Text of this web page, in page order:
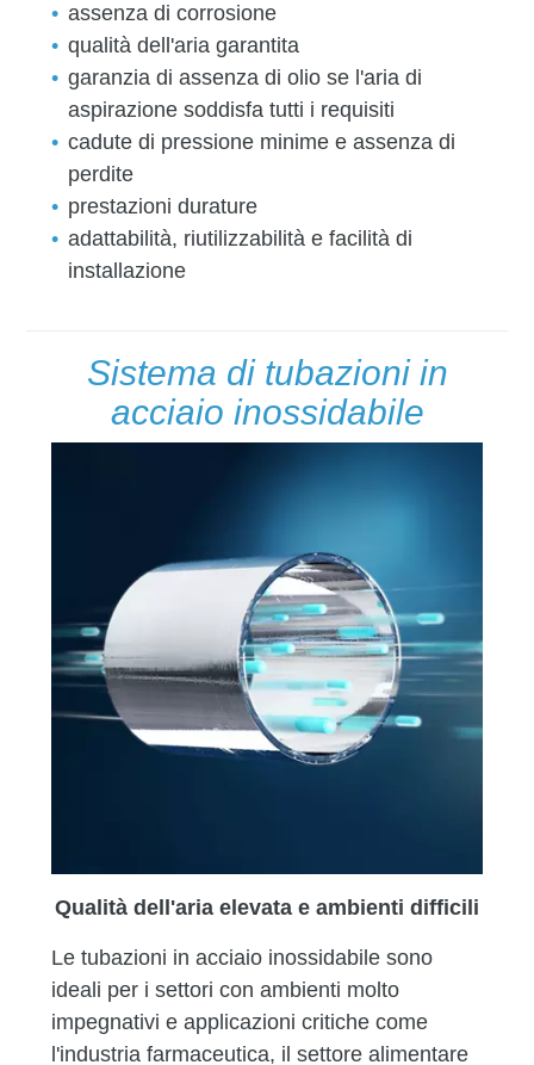
assenza di corrosione
qualità dell'aria garantita
garanzia di assenza di olio se l'aria di
aspirazione soddisfa tutti i requisiti
cadute di pressione minime e assenza di
perdite
prestazioni durature
adattabilità, riutilizzabilità e facilità di
installazione
Sistema di tubazioni in
acciaio inossidabile
Qualità dell'aria elevata e ambienti difficili
Le tubazioni in acciaio inossidabile sono
ideali per i settori con ambienti molto
impegnativi e applicazioni critiche come
l'industria farmaceutica, il settore alimentare